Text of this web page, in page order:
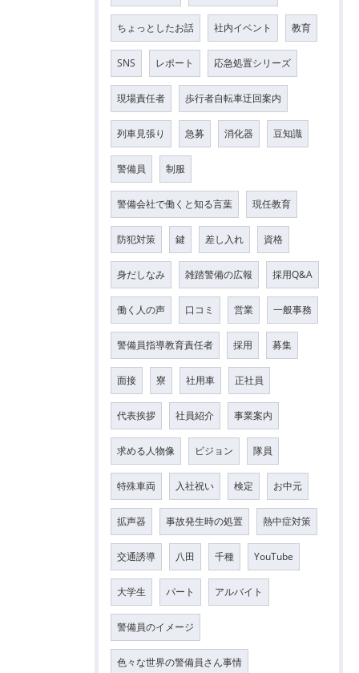
ちょっとしたお話 社内イベント 教育
SNS レポート 応急処置シリーズ
現場責任者 歩行者自転車迂回案内
列車見張り 急募 消化器 豆知識
警備員 制服
警備会社で働くと知る言葉 現任教育
防犯対策 鍵 差し入れ 資格
身だしなみ 雑踏警備の広報 採用Q&A
働く人の声 口コミ 営業 一般事務
警備員指導教育責任者 採用 募集
面接 寮 社用車 正社員
代表挨拶 社員紹介 事業案内
求める人物像 ビジョン 隊員
特殊車両 入社祝い 検定 お中元
拡声器 事故発生時の処置 熱中症対策
交通誘導 八田 千種 YouTube
大学生 パート アルバイト
警備員のイメージ
色々な世界の警備員さん事情